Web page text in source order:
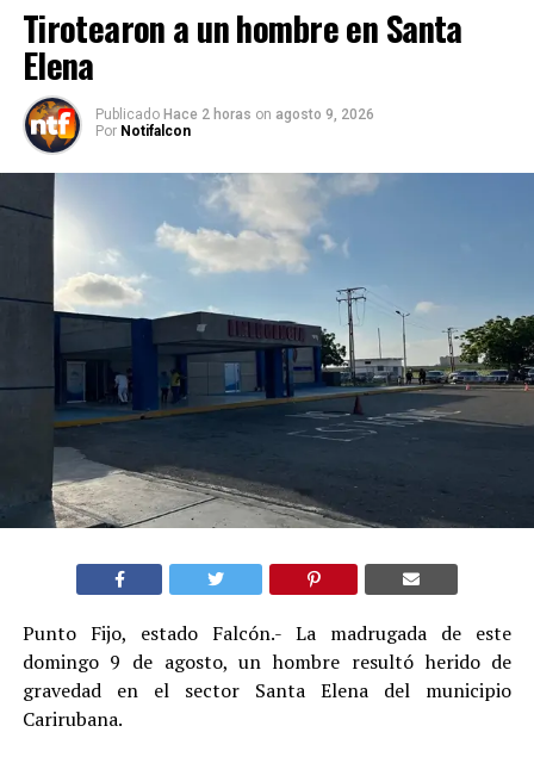
Tirotearon a un hombre en Santa
Elena
Publicado Hace 2 horas on agosto 9, 2026
Por Notifalcon
Punto Fijo, estado Falcón.- La madrugada de este
domingo 9 de agosto, un hombre resultó herido de
gravedad en el sector Santa Elena del municipio
Carirubana.